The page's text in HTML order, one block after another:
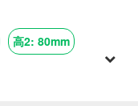
高2: 80mm